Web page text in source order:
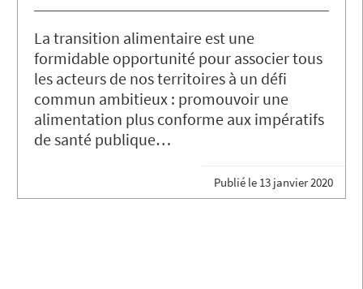
La transition alimentaire est une
formidable opportunité pour associer tous
les acteurs de nos territoires à un défi
commun ambitieux : promouvoir une
alimentation plus conforme aux impératifs
de santé publique…
Publié le 13 janvier 2020